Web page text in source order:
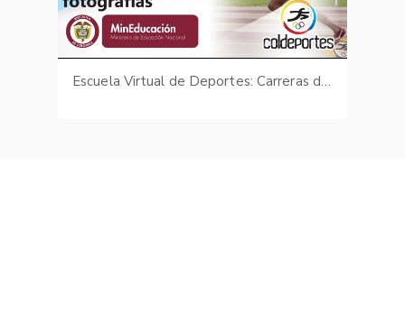
Escuela Virtual de Deportes: Carreras de medio fondo y fondo - fotografías